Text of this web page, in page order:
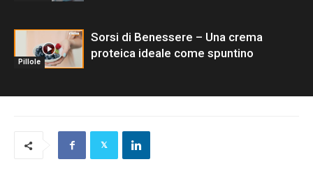
Pillole
Sorsi di Benessere – Una crema
proteica ideale come spuntino